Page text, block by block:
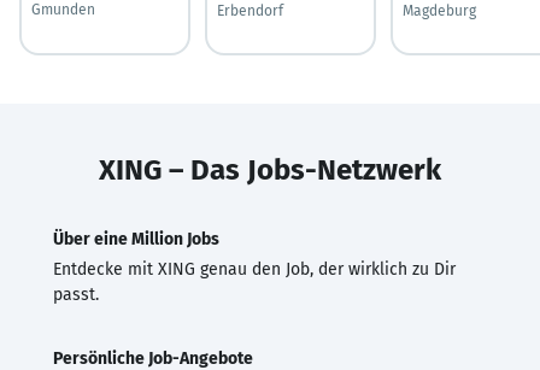
Gmunden
Erbendorf
Magdeburg
XING – Das Jobs-Netzwerk
Über eine Million Jobs
Entdecke mit XING genau den Job, der wirklich zu Dir
passt.
Persönliche Job-Angebote